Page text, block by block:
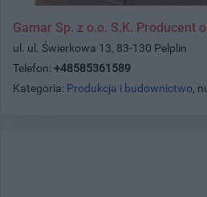
Gamar Sp. z o.o. S.K. Producent
ul. ul. Świerkowa 13, 83-130 Pelplin
Telefon: +48585361589
Kategoria: Produkcja i budownictwo,